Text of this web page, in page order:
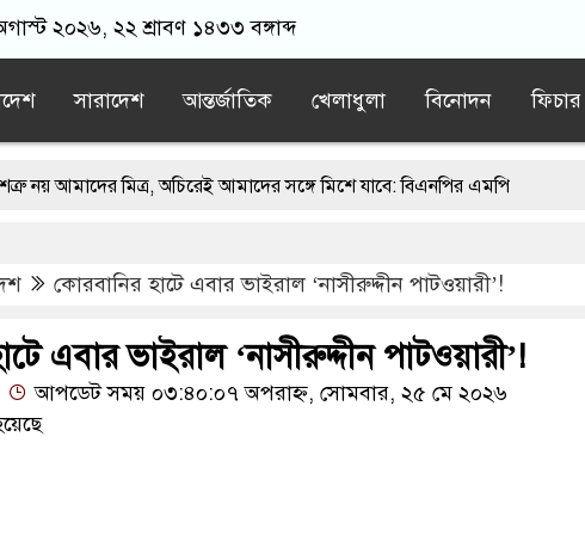
২০২৬, ২২ শ্রাবণ ১৪৩৩ বঙ্গাব্দ
সারাদেশ আন্তর্জাতিক খেলাধুলা বিনোদন ফিচার
মিত্র, অচিরেই আমাদের সঙ্গে মিশে যাবে: বিএনপির এমপি
স্মারকলিপি এবার বিএনপিকে ব্যবহার করতে চায় ভারত: রাশেদ প্রধান
ন্যারেটিভ’ পুরনো রাজনীতি : পররাষ্ট্র প্রতিমন্ত্রী
কোরবানির হাটে এবার ভাইরাল ‘নাসীরুদ্দীন পাটওয়ারী’!
এবার ভাইরাল ‘নাসীরুদ্দীন পাটওয়ারী’!
আপডেট সময় ০৩:৪০:০৭ অপরাহ্ন, সোমবার, ২৫ মে ২০২৬